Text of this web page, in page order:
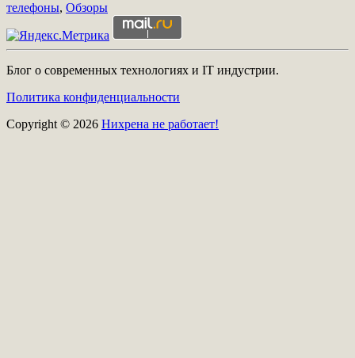
телефоны, Обзоры
Блог о современных технологиях и IT индустрии.
Политика конфиденциальности
Copyright © 2026 Нихрена не работает!